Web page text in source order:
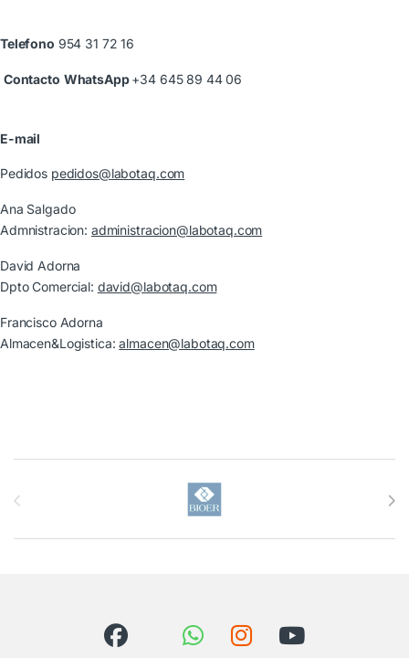
Telefono 954 31 72 16
Contacto WhatsApp+34 645 89 44 06
E-mail
Pedidos pedidos@labotaq.com
Ana Salgado
Admnistracion: administracion@labotaq.com
David Adorna
Dpto Comercial: david@labotaq.com
Francisco Adorna
Almacen&Logistica:almacen@labotaq.com